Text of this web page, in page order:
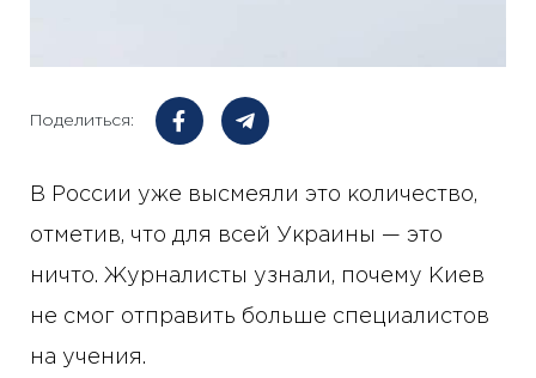
Поделиться:
В России уже высмеяли это количество,
отметив, что для всей Украины — это
ничто. Журналисты узнали, почему Киев
не смог отправить больше специалистов
на учения.